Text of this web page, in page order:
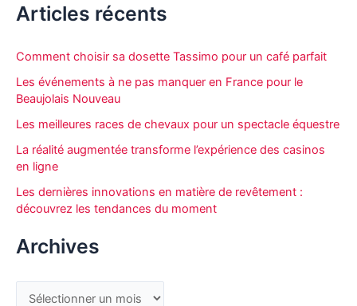
h
c
h
r
:
Articles récents
Comment choisir sa dosette Tassimo pour un café parfait
Les événements à ne pas manquer en France pour le
Beaujolais Nouveau
Les meilleures races de chevaux pour un spectacle équestre
La réalité augmentée transforme l’expérience des casinos
en ligne
Les dernières innovations en matière de revêtement :
découvrez les tendances du moment
Archives